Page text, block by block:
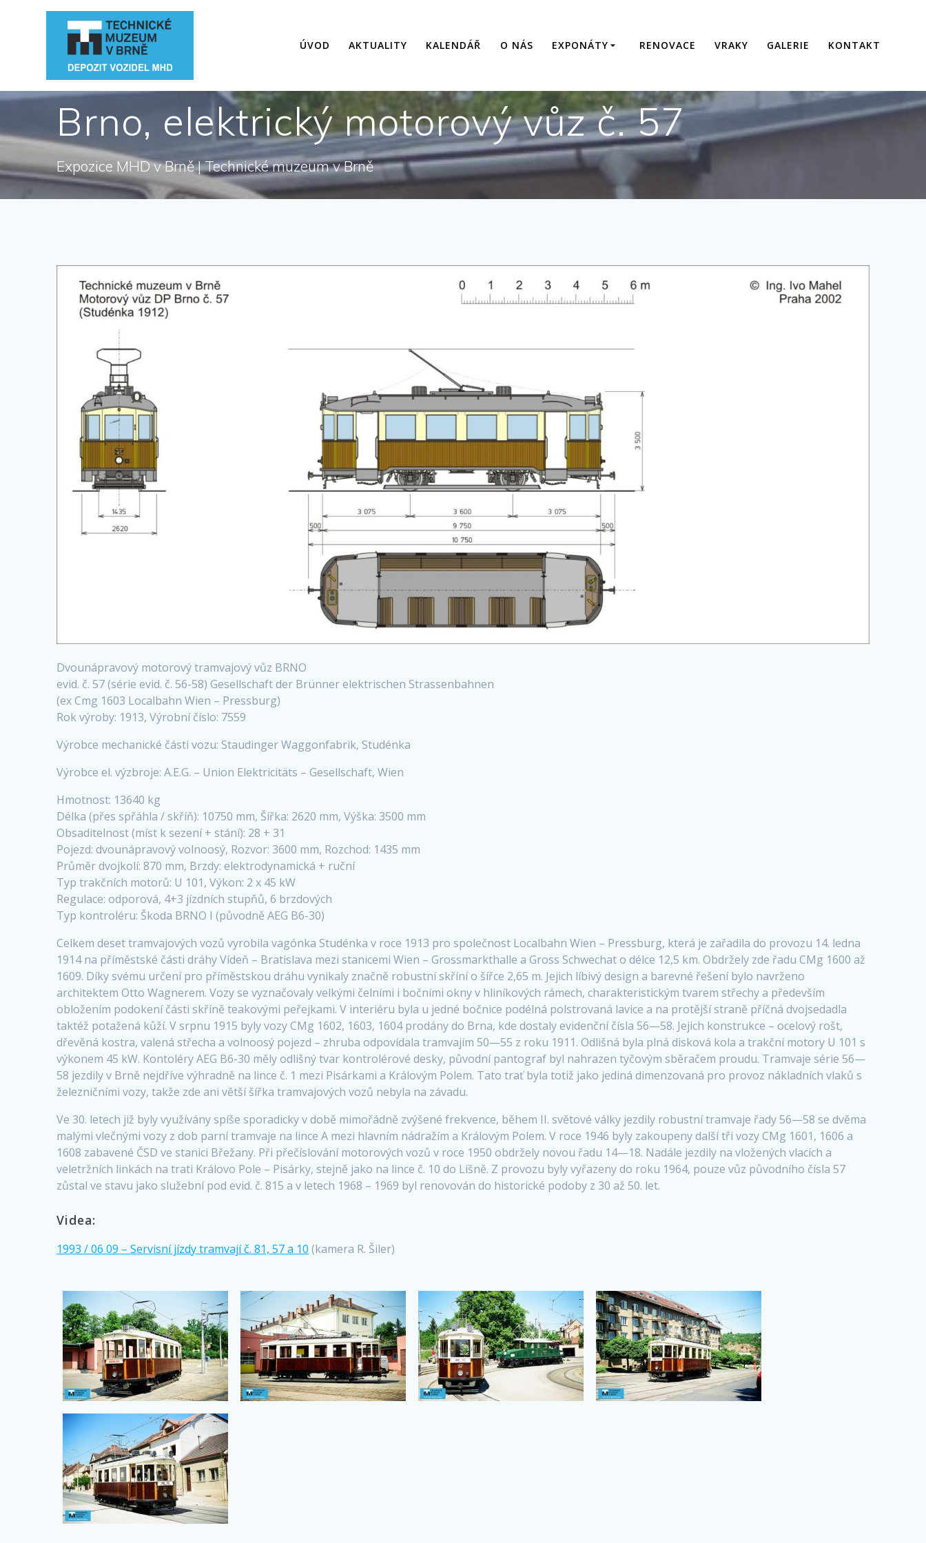
Přeskočit
ÚVOD AKTUALITY KALENDÁŘ O NÁS EXPONÁTY RENOVACE VRAKY GALERIE KONTAKT
Brno, elektrický motorový vůz č. 57
Expozice MHD v Brně | Technické muzeum v Brně
Dvounápravový motorový tramvajový vůz BRNO
evid. č. 57 (série evid. č. 56-58) Gesellschaft der Brünner elektrischen Strassenbahnen
(ex Cmg 1603 Localbahn Wien – Pressburg)
Rok výroby: 1913, Výrobní číslo: 7559
Výrobce mechanické části vozu: Staudinger Waggonfabrik, Studénka
Výrobce el. výzbroje: A.E.G. – Union Elektricitäts – Gesellschaft, Wien
Hmotnost: 13640 kg
Délka (přes spřáhla / skříň): 10750 mm, Šířka: 2620 mm, Výška: 3500 mm
Obsaditelnost (míst k sezení + stání): 28 + 31
Pojezd: dvounápravový volnoosý, Rozvor: 3600 mm, Rozchod: 1435 mm
Průměr dvojkolí: 870 mm, Brzdy: elektrodynamická + ruční
Typ trakčních motorů: U 101, Výkon: 2 x 45 kW
Regulace: odporová, 4+3 jízdních stupňů, 6 brzdových
Typ kontroléru: Škoda BRNO I (původně AEG B6-30)
Celkem deset tramvajových vozů vyrobila vagónka Studénka v roce 1913 pro společnost Localbahn Wien – Pressburg, která je zařadila do provozu 14. ledna
1914 na příměstské části dráhy Vídeň – Bratislava mezi stanicemi Wien – Grossmarkthalle a Gross Schwechat o délce 12,5 km. Obdržely zde řadu CMg 1600 až
1609. Díky svému určení pro příměstskou dráhu vynikaly značně robustní skříní o šířce 2,65 m. Jejich líbivý design a barevné řešení bylo navrženo
architektem Otto Wagnerem. Vozy se vyznačovaly velkými čelními i bočními okny v hliníkových rámech, charakteristickým tvarem střechy a především
obložením podokení části skříně teakovými peřejkami. V interiéru byla u jedné bočnice podélná polstrovaná lavice a na protější straně příčná dvojsedadla
taktéž potažená kůží. V srpnu 1915 byly vozy CMg 1602, 1603, 1604 prodány do Brna, kde dostaly evidenční čísla 56—58. Jejich konstrukce – ocelový rošt,
dřevěná kostra, valená střecha a volnoosý pojezd – zhruba odpovídala tramvajím 50—55 z roku 1911. Odlišná byla plná disková kola a trakční motory U 101 s
výkonem 45 kW. Kontoléry AEG B6-30 měly odlišný tvar kontrolérové desky, původní pantograf byl nahrazen tyčovým sběračem proudu. Tramvaje série 56—
58 jezdily v Brně nejdříve výhradně na lince č. 1 mezi Pisárkami a Královým Polem. Tato trať byla totiž jako jediná dimenzovaná pro provoz nákladních vlaků s
železničními vozy, takže zde ani větší šířka tramvajových vozů nebyla na závadu.
Ve 30. letech již byly využívány spíše sporadicky v době mimořádně zvýšené frekvence, během II. světové války jezdily robustní tramvaje řady 56—58 se dvěma
malými vlečnými vozy z dob parní tramvaje na lince A mezi hlavním nádražím a Královým Polem. V roce 1946 byly zakoupeny další tři vozy CMg 1601, 1606 a
1608 zabavené ČSD ve stanici Břežany. Při přečíslování motorových vozů v roce 1950 obdržely novou řadu 14—18. Nadále jezdily na vložených vlacích a
veletržních linkách na trati Královo Pole – Pisárky, stejně jako na lince č. 10 do Líšně. Z provozu byly vyřazeny do roku 1964, pouze vůz původního čísla 57
zůstal ve stavu jako služební pod evid. č. 815 a v letech 1968 – 1969 byl renovován do historické podoby z 30 až 50. let.
Videa:
1993 / 06 09 – Servisní jízdy tramvají č. 81, 57 a 10 (kamera R. Šiler)